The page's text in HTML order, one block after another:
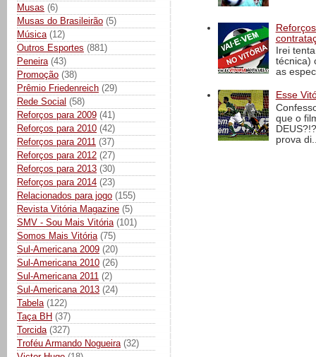
Musas (6)
Musas do Brasileirão (5)
Música (12)
Outros Esportes (881)
Peneira (43)
Promoção (38)
Prêmio Friedenreich (29)
Rede Social (58)
Reforços para 2009 (41)
Reforços para 2010 (42)
Reforços para 2011 (37)
Reforços para 2012 (27)
Reforços para 2013 (30)
Reforços para 2014 (23)
Relacionados para jogo (155)
Revista Vitória Magazine (5)
SMV - Sou Mais Vitória (101)
Somos Mais Vitória (75)
Sul-Americana 2009 (20)
Sul-Americana 2010 (26)
Sul-Americana 2011 (2)
Sul-Americana 2013 (24)
Tabela (122)
Taça BH (37)
Torcida (327)
Troféu Armando Nogueira (32)
Irei
técnica)
as
Esse
que o
prova